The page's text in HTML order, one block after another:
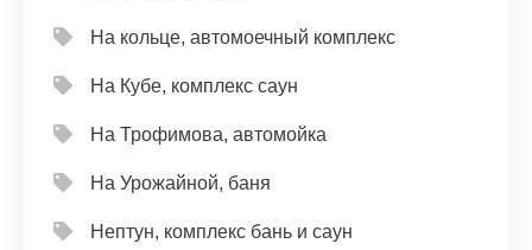
На кольце, автомоечный комплекс
На Кубе, комплекс саун
На Трофимова, автомойка
На Урожайной, баня
Нептун, комплекс бань и саун